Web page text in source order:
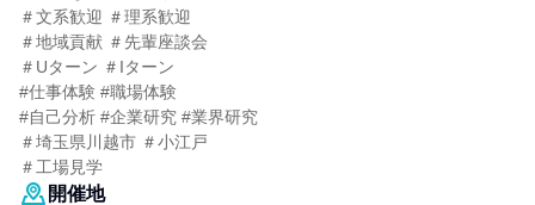
＃文系歓迎 ＃理系歓迎
＃地域貢献 ＃先輩座談会
＃Uターン ＃Iターン
#仕事体験 #職場体験
#自己分析 #企業研究 #業界研究
＃埼玉県川越市 ＃小江戸
＃工場見学
開催地